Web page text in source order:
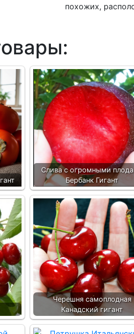
похожих,
Слива с огромными
Бербанк Гигант
Черешня самоплодная
Канадский гигант